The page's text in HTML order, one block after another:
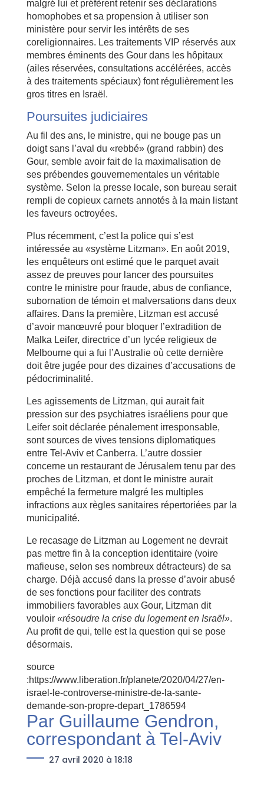
malgré lui et préfèrent retenir ses déclarations
homophobes et sa propension à utiliser son
ministère pour servir les intérêts de ses
coreligionnaires. Les traitements VIP réservés aux
membres éminents des Gour dans les hôpitaux
(ailes réservées, consultations accélérées, accès
à des traitements spéciaux) font régulièrement les
gros titres en Israël.
Poursuites judiciaires
Au fil des ans, le ministre, qui ne bouge pas un
doigt sans l’aval du «rebbé» (grand rabbin) des
Gour, semble avoir fait de la maximalisation de
ses prébendes gouvernementales un véritable
système. Selon la presse locale, son bureau serait
rempli de copieux carnets annotés à la main listant
les faveurs octroyées.
Plus récemment, c’est la police qui s’est
intéressée au «système Litzman». En août 2019,
les enquêteurs ont estimé que le parquet avait
assez de preuves pour lancer des poursuites
contre le ministre pour fraude, abus de confiance,
subornation de témoin et malversations dans deux
affaires. Dans la première, Litzman est accusé
d’avoir manœuvré pour bloquer l’extradition de
Malka Leifer, directrice d’un lycée religieux de
Melbourne qui a fui l’Australie où cette dernière
doit être jugée pour des dizaines d’accusations de
pédocriminalité.
Les agissements de Litzman, qui aurait fait
pression sur des psychiatres israéliens pour que
Leifer soit déclarée pénalement irresponsable,
sont sources de vives tensions diplomatiques
entre Tel-Aviv et Canberra. L’autre dossier
concerne un restaurant de Jérusalem tenu par des
proches de Litzman, et dont le ministre aurait
empêché la fermeture malgré les multiples
infractions aux règles sanitaires répertoriées par la
municipalité.
Le recasage de Litzman au Logement ne devrait
pas mettre fin à la conception identitaire (voire
mafieuse, selon ses nombreux détracteurs) de sa
charge. Déjà accusé dans la presse d’avoir abusé
de ses fonctions pour faciliter des contrats
immobiliers favorables aux Gour, Litzman dit
vouloir «résoudre la crise du logement en Israël».
Au profit de qui, telle est la question qui se pose
désormais.
source
:https://www.liberation.fr/planete/2020/04/27/en-
israel-le-controverse-ministre-de-la-sante-
demande-son-propre-depart_1786594
Par Guillaume Gendron,
correspondant à Tel-Aviv
— 27 avril 2020 à 18:18